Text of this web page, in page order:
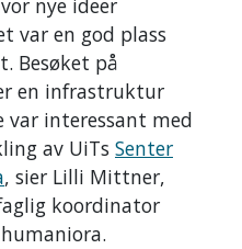
nye ideer
var en god plass
Besøket på
en infrastruktur
var interessant med
av UiTs Senter
, sier Lilli Mittner,
koordinator